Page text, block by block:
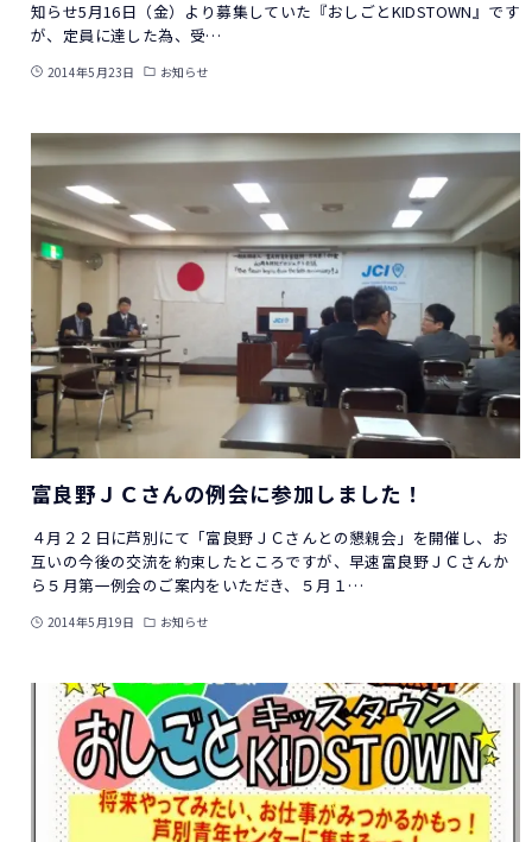
知らせ5月16日（金）より募集していた『おしごとKIDSTOWN』です
が、定員に達した為、受…
2014年5月23日 お知らせ
富良野ＪＣさんの例会に参加しました！
４月２２日に芦別にて「富良野ＪＣさんとの懇親会」を開催し、お
互いの今後の交流を約束したところですが、早速富良野ＪＣさんか
ら５月第一例会のご案内をいただき、５月１…
2014年5月19日 お知らせ